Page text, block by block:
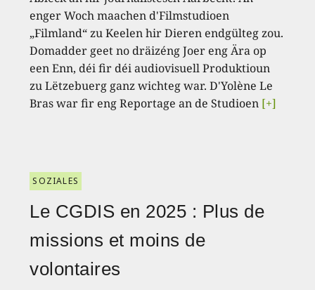
enger Woch maachen d'Filmstudioen
„Filmland“ zu Keelen hir Dieren endgülteg zou.
Domadder geet no dräizéng Joer eng Ära op
een Enn, déi fir déi audiovisuell Produktioun
zu Lëtzebuerg ganz wichteg war. D'Yolène Le
Bras war fir eng Reportage an de Studioen [+]
SOZIALES
Le CGDIS en 2025 : Plus de
missions et moins de
volontaires